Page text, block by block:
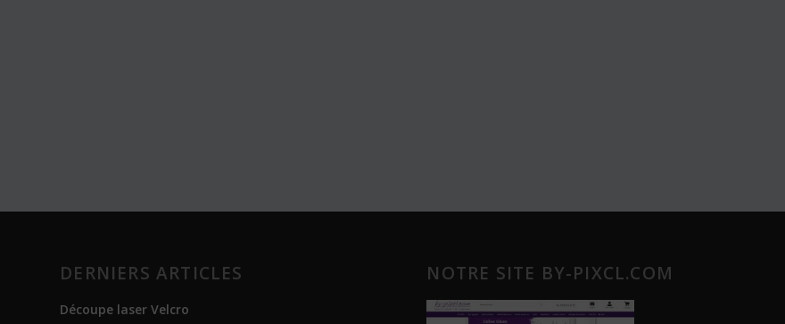
DERNIERS ARTICLES
Découpe laser Velcro
NOTRE SITE BY-PIXCL.COM